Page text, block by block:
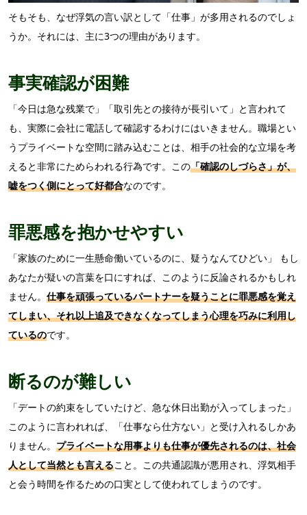
そもそも、なぜ浮気の言い訳として「仕事」が多用されるのでしょ
うか。それには、主に3つの理由があります。
事実確認が困難
「今日は急な残業で」「取引先との接待が長引いて」と言われて
も、実際に会社に電話して確認するわけにはいきません。職場とい
うプライベートな空間に踏み込むことは、相手の社会的な立場を考
えると非常にためらわれる行為です。この「確認のしづらさ」が、
嘘をつく側にとって好都合なのです。
罪悪感を抱かせやすい
「家族のために一生懸命働いているのに、疑うなんてひどい」 もし
あなたが疑いの言葉を口にすれば、このように反論されるかもしれ
ません。 仕事を頑張っているパートナーを疑うことに罪悪感を覚え
てしまい、それ以上追及できなくなってしまう心理を巧みに利用し
ているのです。
断るのが難しい
「デートの約束をしていたけど、急な休日出勤が入ってしまった」
このように言われれば、「仕事なら仕方ない」と受け入れるしかあ
りません。 プライベートな用事よりも仕事が優先されるのは、社会
人として当然とも言えること。この共通認識が悪用され、浮気相手
と会う時間を作るための口実として使われてしまうのです。